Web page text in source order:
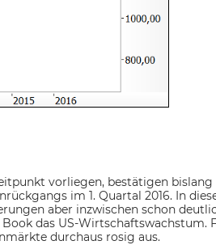
vorliegen, bestätigen bislang
im 1. Quartal 2016. In
aber inzwischen schon
das US-Wirtschaftswachstum.
durchaus rosig aus.